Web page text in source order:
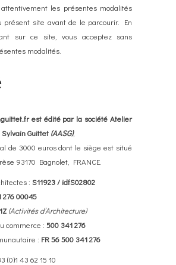
les présentes modalités
présent site avant de le parcourir. En
sur ce site, vous acceptez sans
modalités.
est édité par la société Atelier
Guittet (AASG),
de 3000 euros dont le siège est situé
93170 Bagnolet, FRANCE.
: S11923 / idfS02802
276 00045
(Activités d’Architecture)
commerce : 500 341 276
: FR 56 500 341 276
(0)1 43 62 15 10